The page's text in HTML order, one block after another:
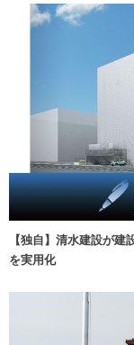
【独自】清水建設が
を実用化